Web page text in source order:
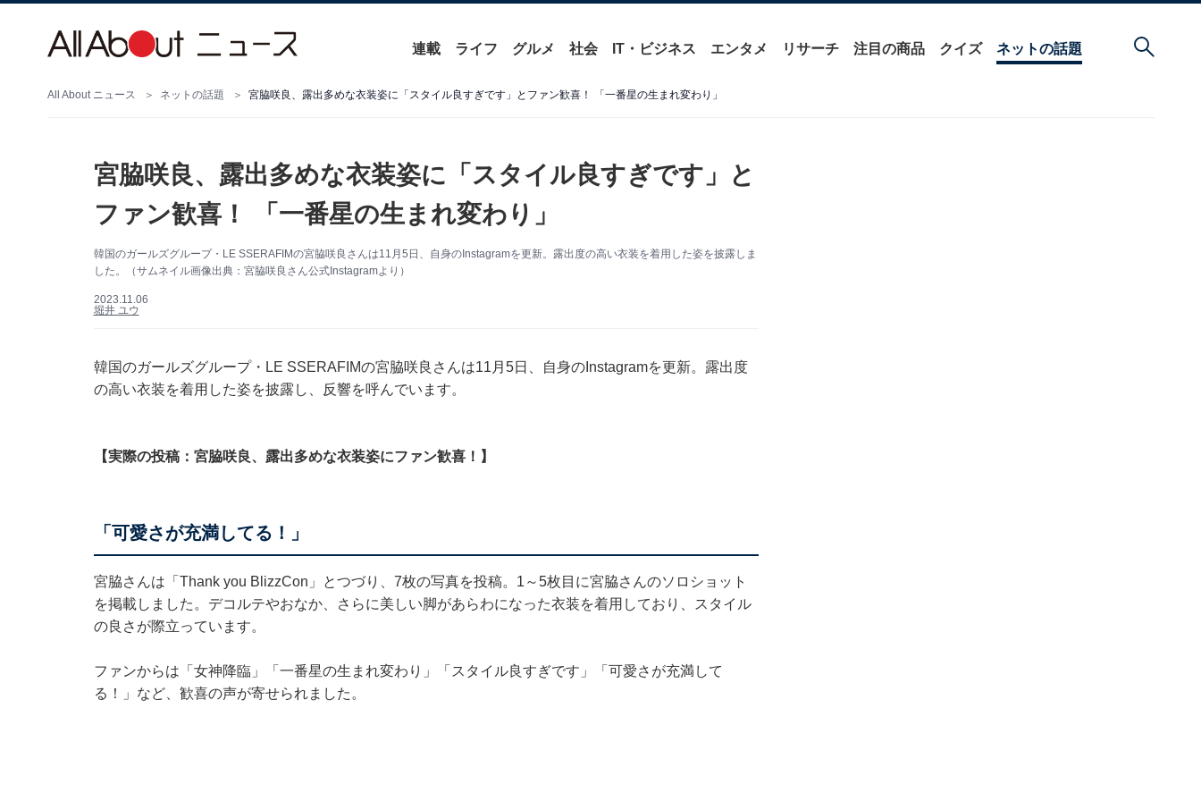
連載 ライフ グルメ 社会 IT・ビジネス エンタメ リサーチ 注目の商品 クイズ ネットの話題
All About ニュース ネットの話題 宮脇咲良、露出多めな衣装姿に「スタイル良すぎです」とファン歓喜！ 「一番星の生まれ変わり」
宮脇咲良、露出多めな衣装姿に「スタイル良すぎです」と
ファン歓喜！ 「一番星の生まれ変わり」
韓国のガールズグループ・LE SSERAFIMの宮脇咲良さんは11月5日、自身のInstagramを更新。露出度の高い衣装を着用した姿を披露しま
した。（サムネイル画像出典：宮脇咲良さん公式Instagramより）
2023.11.06
堀井 ユウ
韓国のガールズグループ・LE SSERAFIMの宮脇咲良さんは11月5日、自身のInstagramを更新。露出度
の高い衣装を着用した姿を披露し、反響を呼んでいます。
【実際の投稿：宮脇咲良、露出多めな衣装姿にファン歓喜！】
「可愛さが充満してる！」
宮脇さんは「Thank you BlizzCon」とつづり、7枚の写真を投稿。1～5枚目に宮脇さんのソロショット
を掲載しました。デコルテやおなか、さらに美しい脚があらわになった衣装を着用しており、スタイル
の良さが際立っています。
ファンからは「女神降臨」「一番星の生まれ変わり」「スタイル良すぎです」「可愛さが充満して
る！」など、歓喜の声が寄せられました。